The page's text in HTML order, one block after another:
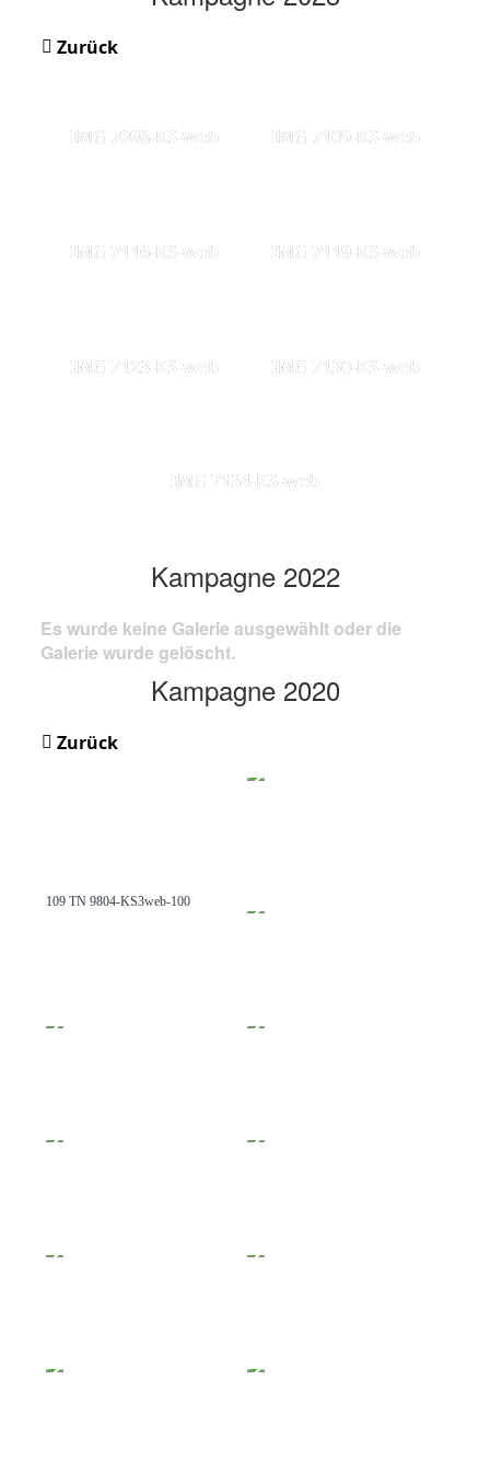
Zurück
IMG 7098-KS-web IMG 7109-KS-web
IMG 7116-KS-web IMG 7119-KS-web
IMG 7123-KS-web IMG 7130-KS-web
IMG 7134-KS-web
Kampagne 2022
Es wurde keine Galerie ausgewählt oder die
Galerie wurde gelöscht.
Kampagne 2020
Zurück
109 TN 9804-KS3web-100